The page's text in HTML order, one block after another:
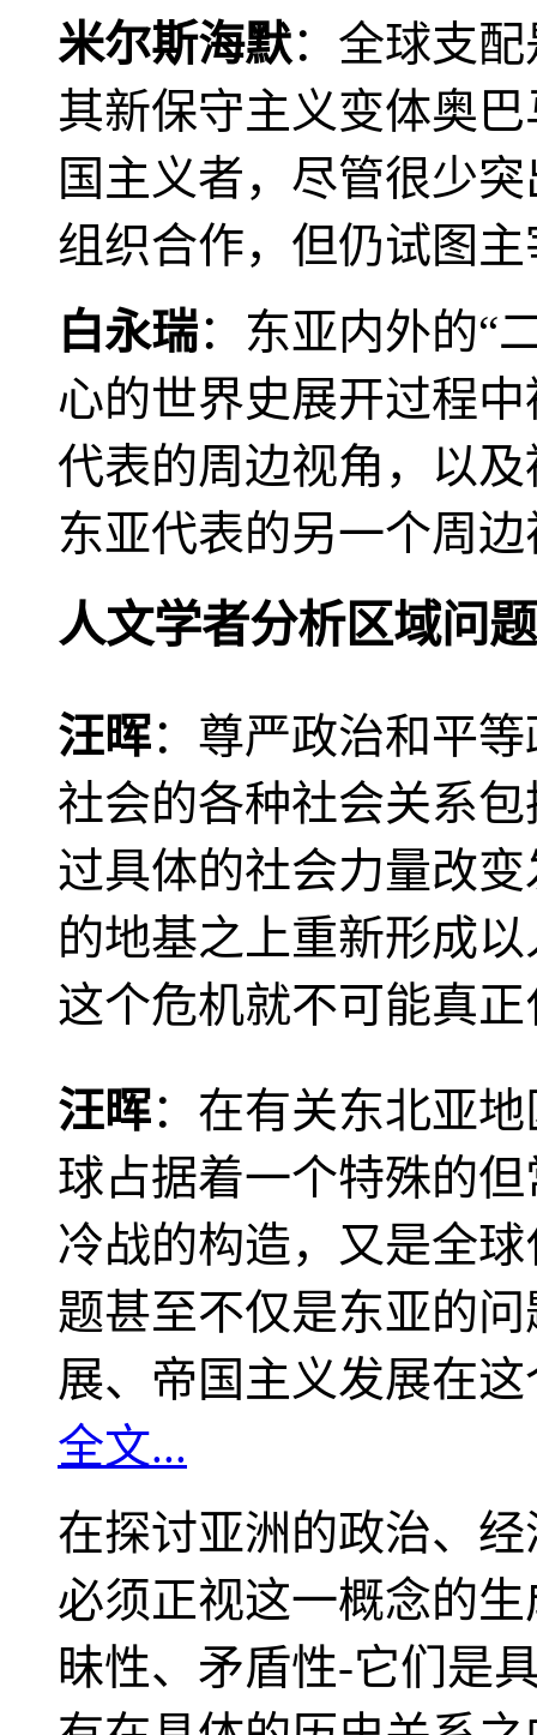
米尔斯海默：全球支
其新保守主义变体奥
国主义者，尽管很少
组织合作，但仍试图
白永瑞：东亚内外的“
心的世界史展开过程
代表的周边视角，以
东亚代表的另一个周
人文学者分析区域问题
汪晖：尊严政治和平
社会的各种社会关系
过具体的社会力量改
的地基之上重新形成
这个危机就不可能真
汪晖：在有关东北亚
球占据着一个特殊的
冷战的构造，又是全
题甚至不仅是东亚的
展、帝国主义发展在
全文...
在探讨亚洲的政治、
必须正视这一概念的
昧性、矛盾性-它们是